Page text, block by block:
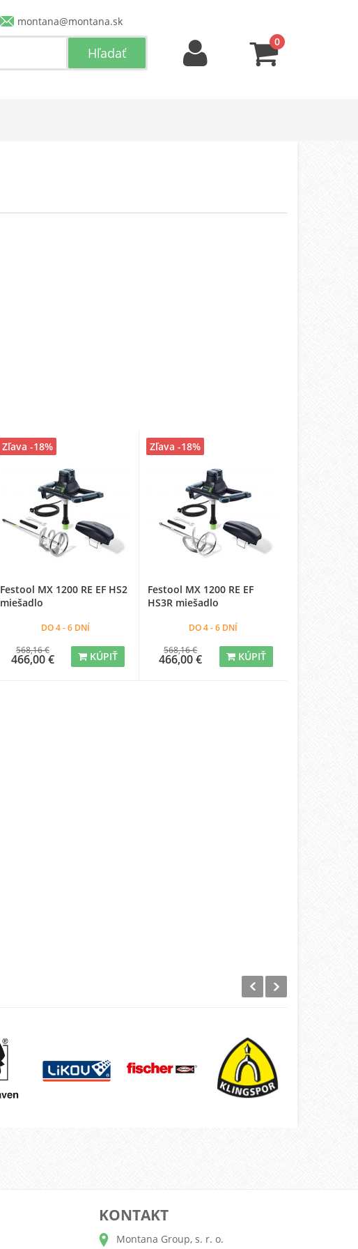
montana@montana.sk
0
Festool MX 1200 RE EF HS2
miešadlo
DO 4 - 6 DNÍ
568,16 €
466,00 € KÚPIŤ
Zľava -18%
Festool MX 1200 RE EF
HS3R miešadlo
DO 4 - 6 DNÍ
568,16 €
466,00 € KÚPIŤ
Zľava -18%
KONTAKT
Montana Group, s. r. o.